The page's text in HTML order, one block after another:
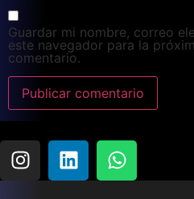
Guardar mi nombre, correo
este navegador para la
comentario.